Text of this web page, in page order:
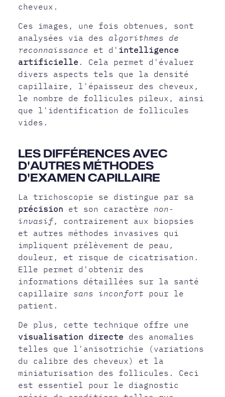
cheveux.
Ces images, une fois obtenues, sont
analysées via des algorithmes de
reconnaissance et d' intelligence
artificielle . Cela permet d'évaluer
divers aspects tels que la densité
capillaire, l'épaisseur des cheveux,
le nombre de follicules pileux, ainsi
que l'identification de follicules
vides.
LES DIFFÉRENCES AVEC
D'AUTRES MÉTHODES
D'EXAMEN CAPILLAIRE
La trichoscopie se distingue par sa
précision et son caractère non-
invasif , contrairement aux biopsies
et autres méthodes invasives qui
impliquent prélèvement de peau,
douleur, et risque de cicatrisation.
Elle permet d'obtenir des
informations détaillées sur la santé
capillaire sans inconfort pour le
patient.
De plus, cette technique offre une
visualisation directe des anomalies
telles que l'anisotrichie (variations
du calibre des cheveux) et la
miniaturisation des follicules. Ceci
est essentiel pour le diagnostic